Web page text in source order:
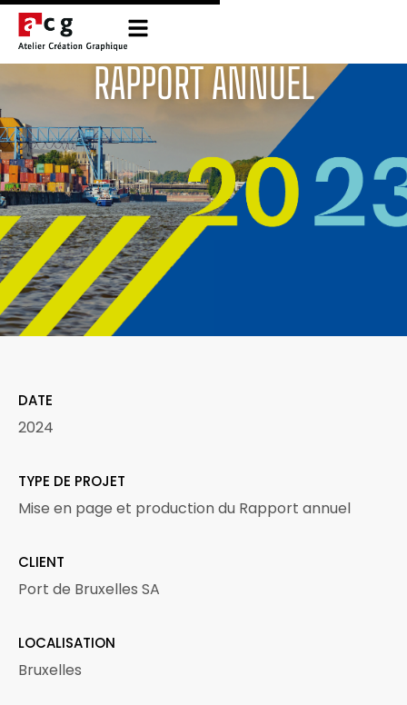
RAPPORT ANNUEL
DATE
2024
TYPE DE PROJET
Mise en page et production du Rapport annuel
CLIENT
Port de Bruxelles SA
LOCALISATION
Bruxelles